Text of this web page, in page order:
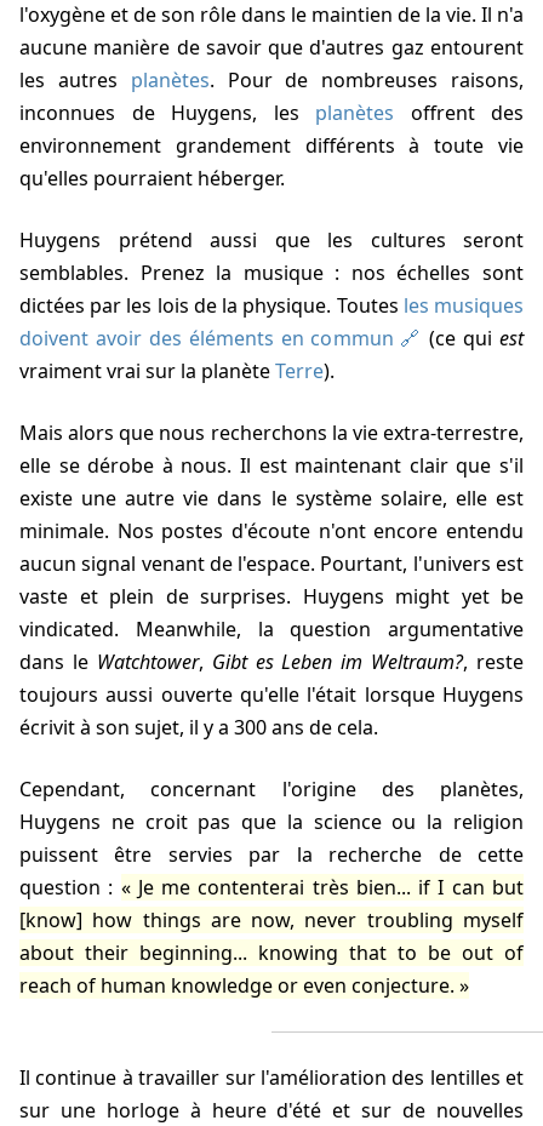
l'oxygène et de son rôle dans le maintien de la vie. Il n'a
aucune manière de savoir que d'autres gaz entourent
les autres planètes. Pour de nombreuses raisons,
inconnues de Huygens, les planètes offrent des
environnement grandement différents à toute vie
qu'elles pourraient héberger.
Huygens prétend aussi que les cultures seront
semblables. Prenez la musique : nos échelles sont
dictées par les lois de la physique. Toutes les musiques
doivent avoir des éléments en commun
(ce quiest
vraiment vrai sur la planèteTerre).
Mais alors que nous recherchons la vie extra-terrestre,
elle se dérobe à nous. Il est maintenant clair que s'il
existe une autre vie dans le système solaire, elle est
minimale. Nos postes d'écoute n'ont encore entendu
aucun signal venant de l'espace. Pourtant, l'univers est
vaste et plein de surprises. Huygens might yet be
vindicated. Meanwhile, la question argumentative
dans le Watchtower, Gibt es Leben im Weltraum?, reste
toujours aussi ouverte qu'elle l'était lorsque Huygens
écrivit à son sujet, il y a 300 ans de cela.
Cependant, concernant l'origine des planètes,
Huygens ne croit pas que la science ou la religion
puissent être servies par la recherche de cette
question :
Je me contenterai très bien... if I can but
[know] how things are now, never troubling myself
about their beginning... knowing that to be out of
reach of human knowledge or even conjecture.
Il continue à travailler sur l'amélioration des lentilles et
sur une horloge à heure d'été et sur de nouvelles